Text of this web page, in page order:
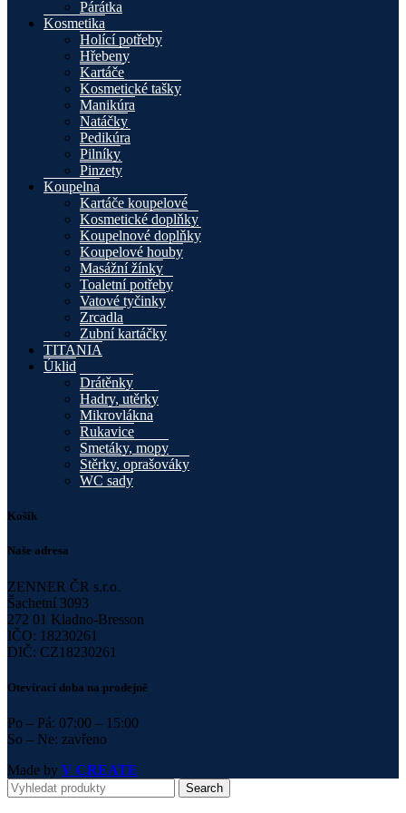
Párátka
Kosmetika
Holící potřeby
Hřebeny
Kartáče
Kosmetické tašky
Manikúra
Natáčky
Pedikúra
Pilníky
Pinzety
Koupelna
Kartáče koupelové
Kosmetické doplňky
Koupelnové doplňky
Koupelové houby
Masážní žínky
Toaletní potřeby
Vatové tyčinky
Zrcadla
Zubní kartáčky
TITANIA
Úklid
Drátěnky
Hadry, utěrky
Mikrovlákna
Rukavice
Smetáky, mopy
Stěrky, oprašováky
WC sady
Košík
Naše adresa
ZENNER ČR s.r.o.
Šachetní 3093
272 01 Kladno-Bresson
IČO: 18230261
DIČ: CZ18230261
Otevírací doba na prodejně
Po – Pá: 07:00 – 15:00
So – Ne: zavřeno
Made by V CREATE
Search